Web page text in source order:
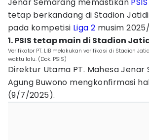
tetap berkandang di Stadion
pada kompetisi Liga 2 musim
1. PSIS tetap main di Stadion
Verifikator PT. LIB melakukan verifikasi di Stadion
waktu lalu. (Dok. PSIS)
Direktur Utama PT. Mahesa Jenar
Agung Buwono mengkonfirmasi
(9/7/2025).